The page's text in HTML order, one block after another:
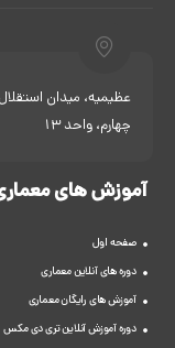
عظیمیه، میدان
چهارم، واحد 13
آموزش های
صفحه اول
دوره های آنلاین معماری
آموزش های رایگان معماری
دوره آموزش آنلاین تری دی مکس